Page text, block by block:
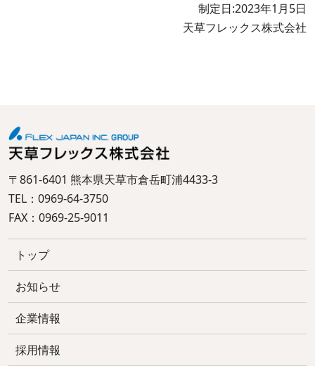
制定日:2023年1月5日
天草フレックス株式会社
〒861-6401 熊本県天草市倉岳町浦4433-3
TEL：0969-64-3750
FAX：0969-25-9011
トップ
お知らせ
企業情報
採用情報